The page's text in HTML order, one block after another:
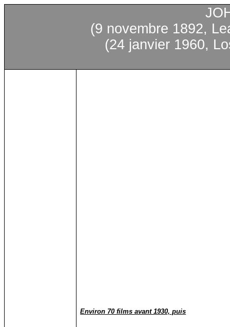
(9 novembre 1892,
(24 janvier 1960,
Environ 70 films avant 1930, puis